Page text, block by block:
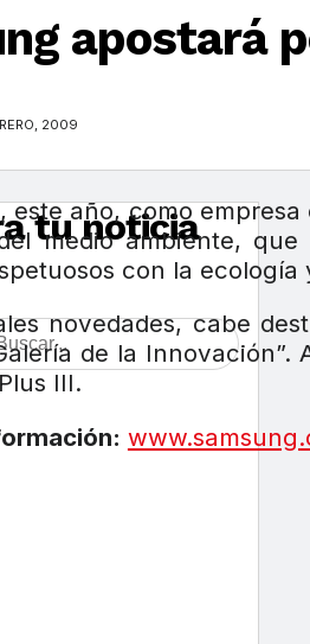
tu noticia
apostará
2009
este año, como
medio ambiente,
con la
novedades, cabe
de la
III.